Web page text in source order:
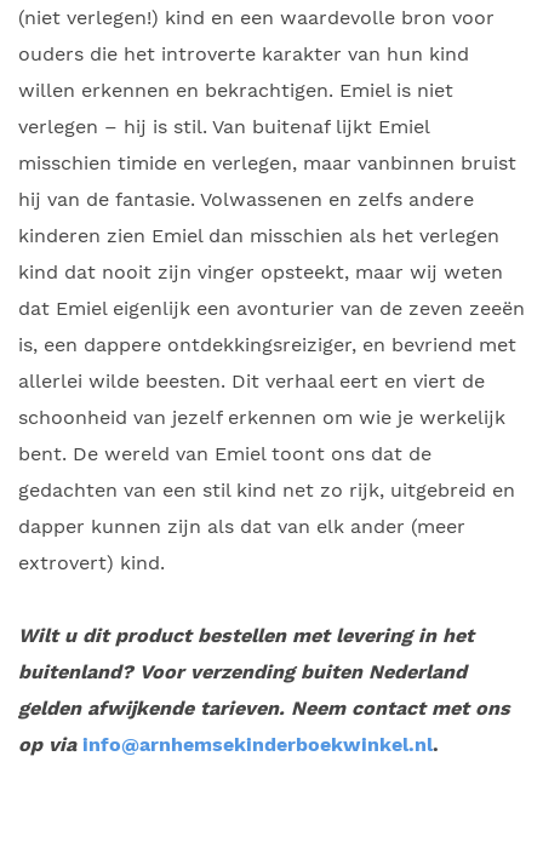
(niet verlegen!) kind en een waardevolle bron voor
ouders die het introverte karakter van hun kind
willen erkennen en bekrachtigen. Emiel is niet
verlegen – hij is stil. Van buitenaf lijkt Emiel
misschien timide en verlegen, maar vanbinnen bruist
hij van de fantasie. Volwassenen en zelfs andere
kinderen zien Emiel dan misschien als het verlegen
kind dat nooit zijn vinger opsteekt, maar wij weten
dat Emiel eigenlijk een avonturier van de zeven zeeën
is, een dappere ontdekkingsreiziger, en bevriend met
allerlei wilde beesten. Dit verhaal eert en viert de
schoonheid van jezelf erkennen om wie je werkelijk
bent. De wereld van Emiel toont ons dat de
gedachten van een stil kind net zo rijk, uitgebreid en
dapper kunnen zijn als dat van elk ander (meer
extrovert) kind.
Wilt u dit product bestellen met levering in het
buitenland? Voor verzending buiten Nederland
gelden afwijkende tarieven. Neem contact met ons
op via info@arnhemsekinderboekwinkel.nl.